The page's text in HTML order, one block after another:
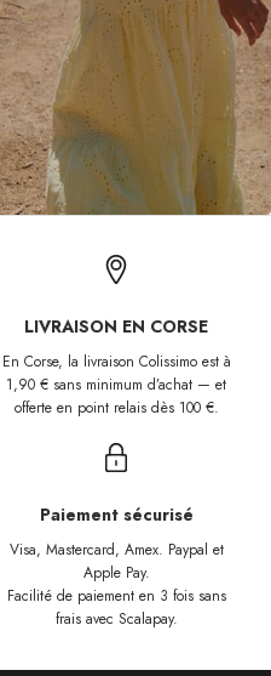
LIVRAISON EN CORSE
En Corse, la livraison Colissimo est à
1,90 € sans minimum d’achat — et
offerte en point relais dès 100 €.
Paiement sécurisé
Visa, Mastercard, Amex. Paypal et
Apple Pay.
Facilité de paiement en 3 fois sans
frais avec Scalapay.